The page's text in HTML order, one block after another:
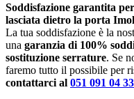
Soddisfazione garantita
lasciata dietro la porta
La tua soddisfazione è la
una garanzia di 100%
sostituzione serrature. Se
faremo tutto il possibile per
contattarci al 051 091 04 33